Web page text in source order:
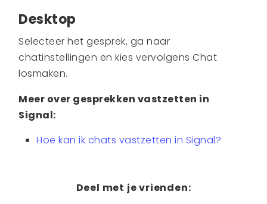
Desktop
Selecteer het gesprek, ga naar
chatinstellingen en kies vervolgens Chat
losmaken.
Meer over gesprekken vastzetten in
Signal:
Hoe kan ik chats vastzetten in Signal?
Deel met je vrienden: